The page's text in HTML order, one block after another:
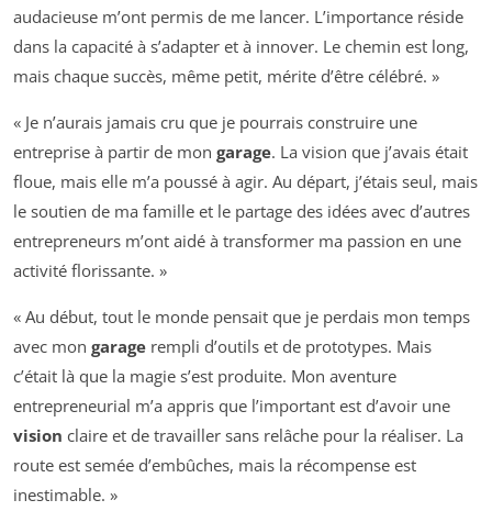
audacieuse m’ont permis de me lancer. L’importance réside
dans la capacité à s’adapter et à innover. Le chemin est long,
mais chaque succès, même petit, mérite d’être célébré. »
« Je n’aurais jamais cru que je pourrais construire une
entreprise à partir de mon garage. La vision que j’avais était
floue, mais elle m’a poussé à agir. Au départ, j’étais seul, mais
le soutien de ma famille et le partage des idées avec d’autres
entrepreneurs m’ont aidé à transformer ma passion en une
activité florissante. »
« Au début, tout le monde pensait que je perdais mon temps
avec mon garage rempli d’outils et de prototypes. Mais
c’était là que la magie s’est produite. Mon aventure
entrepreneurial m’a appris que l’important est d’avoir une
vision claire et de travailler sans relâche pour la réaliser. La
route est semée d’embûches, mais la récompense est
inestimable. »